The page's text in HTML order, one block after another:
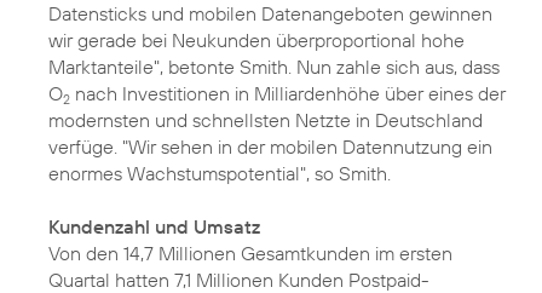
Datensticks und mobilen Datenangeboten gewinnen
wir gerade bei Neukunden überproportional hohe
Marktanteile", betonte Smith. Nun zahle sich aus, dass
O2 nach Investitionen in Milliardenhöhe über eines der
modernsten und schnellsten Netzte in Deutschland
verfüge. "Wir sehen in der mobilen Datennutzung ein
enormes Wachstumspotential", so Smith.
Kundenzahl und Umsatz
Von den 14,7 Millionen Gesamtkunden im ersten
Quartal hatten 7,1 Millionen Kunden Postpaid-